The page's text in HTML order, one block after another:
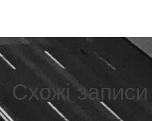
Схожі записи